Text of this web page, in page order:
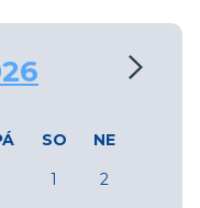
SO
NE
1
2